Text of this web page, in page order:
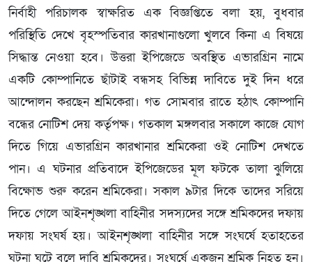
নির্বাহী পরিচালক স্বাক্ষরিত এক বিজ্ঞপ্তিতে বলা হয়, বুধবার
পরিস্থিতি দেখে বৃহস্পতিবার কারখানাগুলো খুলবে কিনা এ বিষয়ে
সিদ্ধান্ত নেওয়া হবে। উত্তরা ইপিজেডে অবস্থিত এভারগ্ৰিন নামে
একটি কোম্পানিতে ছাঁটাই বন্ধসহ বিভিন্ন দাবিতে দুই দিন ধরে
আন্দোলন করছেন শ্রমিকেরা। গত সোমবার রাতে হঠাৎ কোম্পানি
বন্ধের নোটিশ দেয় কর্তৃপক্ষ। গতকাল মঙ্গলবার সকালে কাজে যোগ
দিতে গিয়ে এভারগ্রিন কারখানার শ্রমিকেরা ওই নোটিশ দেখতে
পান। এ ঘটনার প্রতিবাদে ইপিজেডের মূল ফটকে তালা ঝুলিয়ে
বিক্ষোভ শুরু করেন শ্রমিকেরা। সকাল ৯টার দিকে তাদের সরিয়ে
দিতে গেলে আইনশৃঙ্খলা বাহিনীর সদস্যদের সঙ্গে শ্রমিকদের দফায়
দফায় সংঘর্ষ হয়। আইনশৃঙ্খলা বাহিনীর সঙ্গে সংঘর্ষে হতাহতের
ঘটনা ঘটে বলে দাবি শ্রমিকদের। সংঘর্ষে একজন শ্রমিক নিহত হন।